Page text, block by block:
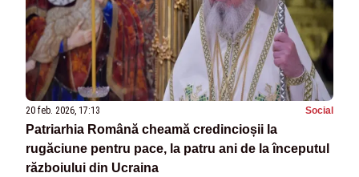
20 feb. 2026, 17:13 Social
Patriarhia Română cheamă credincioșii la
rugăciune pentru pace, la patru ani de la începutul
războiului din Ucraina